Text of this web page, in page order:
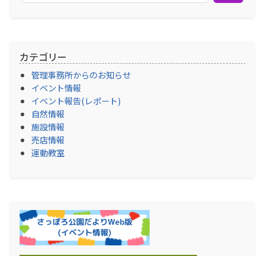
カテゴリー
管理事務所からのお知らせ
イベント情報
イベント報告(レポート)
自然情報
施設情報
売店情報
運動教室